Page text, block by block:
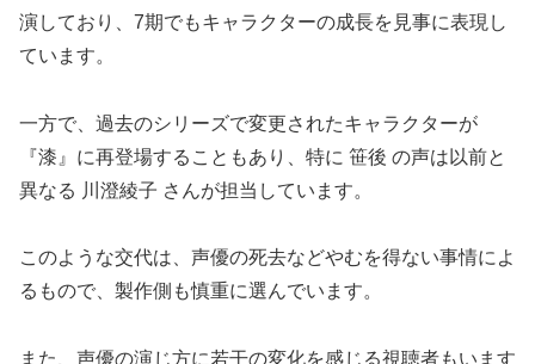
演しており、7期でもキャラクターの成長を見事に表現し
ています。
一方で、過去のシリーズで変更されたキャラクターが
『漆』に再登場することもあり、特に 笹後 の声は以前と
異なる 川澄綾子 さんが担当しています。
このような交代は、声優の死去などやむを得ない事情によ
るもので、製作側も慎重に選んでいます。
また、声優の演じ方に若干の変化を感じる視聴者もいます